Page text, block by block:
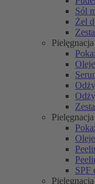
Sól
Żel
SPF